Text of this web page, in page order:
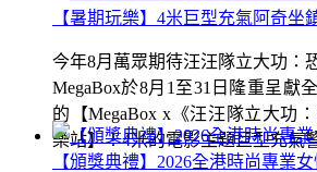
【暑期玩樂】4米巨型充氣阿奇坐
今年8月萬眾期待汪汪隊立大功：
MegaBox於8月1至31日隆重呈獻
的【MegaBox x《汪汪隊立大功
樂站】！4米的電影主題巨型充氣
【頒獎典禮】2026全港時尚專業